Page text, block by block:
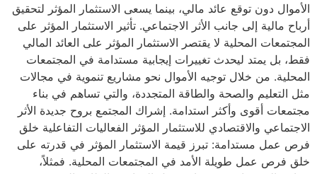
الأموال دون توقع عائد مالي، بينما يسعى الاستثمار المؤثر لتحقيق
أرباح مالية إلى جانب الأثر الاجتماعي. تأثير الاستثمار المؤثر على
المجتمعات المحلية لا يقتصر الاستثمار المؤثر على العائد المالي
فقط، بل يمتد ليحدث تغييرات إيجابية مستدامة في المجتمعات
المحلية. من خلال توجيه الأموال نحو مشاريع تنموية في مجالات
مثل التعليم والصحة والطاقة المتجددة، والتي تساهم في بناء
مجتمعات أقوى وأكثر استدامة. إشراك المجتمع بروح جديدة الأثر
الاجتماعي والاقتصادي للاستثمار المؤثر الفعاليات التفاعلية خلق
فرص عمل مستدامة: تبرز قيمة الاستثمار المؤثر في قدرته على
خلق فرص عمل طويلة الأمد في المجتمعات المحلية. فمثلاً،